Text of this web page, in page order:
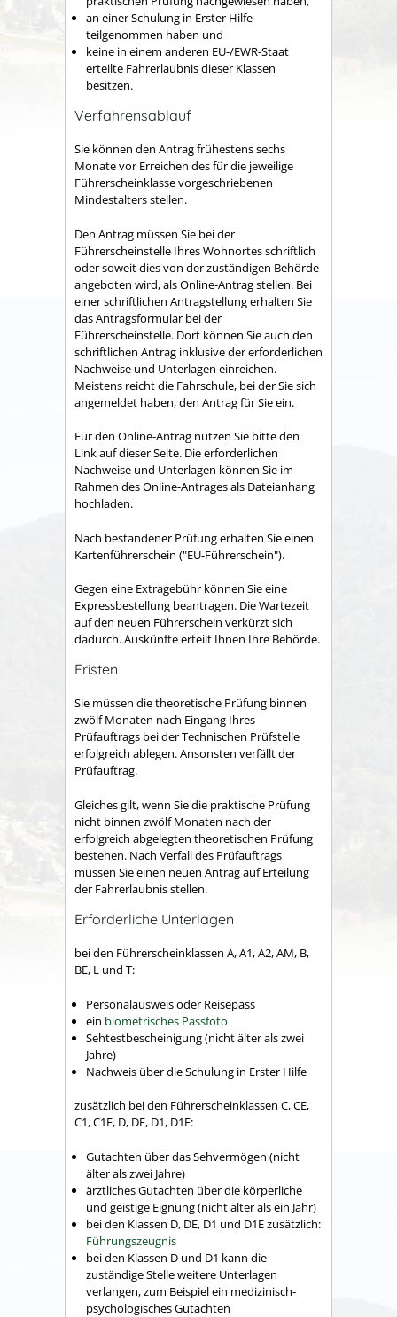
an einer Schulung in Erster Hilfe
teilgenommen haben und
keine in einem anderen EU-/EWR-Staat
erteilte Fahrerlaubnis dieser Klassen
besitzen.
Verfahrensablauf
Sie können den Antrag frühestens sechs
Monate vor Erreichen des für die jeweilige
Führerscheinklasse vorgeschriebenen
Mindestalters stellen.
Den Antrag müssen Sie bei der
Führerscheinstelle Ihres Wohnortes schriftlich
oder soweit dies von der zuständigen Behörde
angeboten wird, als Online-Antrag stellen. Bei
einer schriftlichen Antragstellung erhalten Sie
das Antragsformular bei der
Führerscheinstelle. Dort können Sie auch den
schriftlichen Antrag inklusive der erforderlichen
Nachweise und Unterlagen einreichen.
Meistens reicht die Fahrschule, bei der Sie sich
angemeldet haben, den Antrag für Sie ein.
Für den Online-Antrag nutzen Sie bitte den
Link auf dieser Seite. Die erforderlichen
Nachweise und Unterlagen können Sie im
Rahmen des Online-Antrages als Dateianhang
hochladen.
Nach bestandener Prüfung erhalten Sie einen
Kartenführerschein ("EU-Führerschein").
Gegen eine Extragebühr können Sie eine
Expressbestellung beantragen. Die Wartezeit
auf den neuen Führerschein verkürzt sich
dadurch. Auskünfte erteilt Ihnen Ihre Behörde.
Fristen
Sie müssen die theoretische Prüfung binnen
zwölf Monaten nach Eingang Ihres
Prüfauftrags bei der Technischen Prüfstelle
erfolgreich ablegen. Ansonsten verfällt der
Prüfauftrag.
Gleiches gilt, wenn Sie die praktische Prüfung
nicht binnen zwölf Monaten nach der
erfolgreich abgelegten theoretischen Prüfung
bestehen. Nach Verfall des Prüfauftrags
müssen Sie einen neuen Antrag auf Erteilung
der Fahrerlaubnis stellen.
Erforderliche Unterlagen
bei den Führerscheinklassen A, A1, A2, AM, B,
BE, L und T:
Personalausweis oder Reisepass
ein biometrisches Passfoto
Sehtestbescheinigung (nicht älter als zwei
Jahre)
Nachweis über die Schulung in Erster Hilfe
zusätzlich bei den Führerscheinklassen C, CE,
C1, C1E, D, DE, D1, D1E:
Gutachten über das Sehvermögen (nicht
älter als zwei Jahre)
ärztliches Gutachten über die körperliche
und geistige Eignung (nicht älter als ein Jahr)
bei den Klassen D, DE, D1 und D1E zusätzlich:
Führungszeugnis
bei den Klassen D und D1 kann die
zuständige Stelle weitere Unterlagen
verlangen, zum Beispiel ein medizinisch-
psychologisches Gutachten